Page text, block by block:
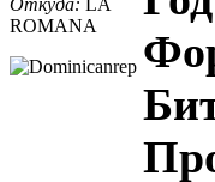
ROMANA